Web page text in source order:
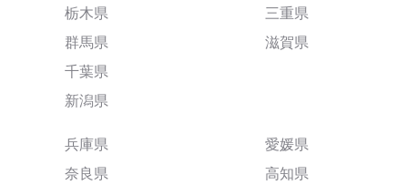
栃木県
群馬県
千葉県
新潟県
三重県
滋賀県
兵庫県
奈良県
愛媛県
高知県